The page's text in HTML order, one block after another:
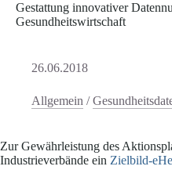
Gestattung innovativer
Gesundheitswirtschaft
26.06.2018
Allgemein /
Zur Gewährleistung des
Industrieverbände ein Zielbild-